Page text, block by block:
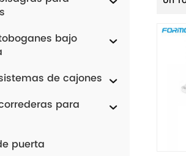
bajo
de cajones
para
puerta